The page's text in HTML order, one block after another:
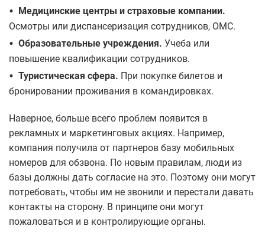
• Медицинские центры и страховые компании.
Осмотры или диспансеризация сотрудников, ОМС.
• Образовательные учреждения. Учеба или
повышение квалификации сотрудников.
• Туристическая сфера. При покупке билетов и
бронировании проживания в командировках.
Наверное, больше всего проблем появится в
рекламных и маркетинговых акциях. Например,
компания получила от партнеров базу мобильных
номеров для обзвона. По новым правилам, люди из
базы должны дать согласие на это. Поэтому они могут
потребовать, чтобы им не звонили и перестали давать
контакты на сторону. В принципе они могут
пожаловаться и в контролирующие органы.